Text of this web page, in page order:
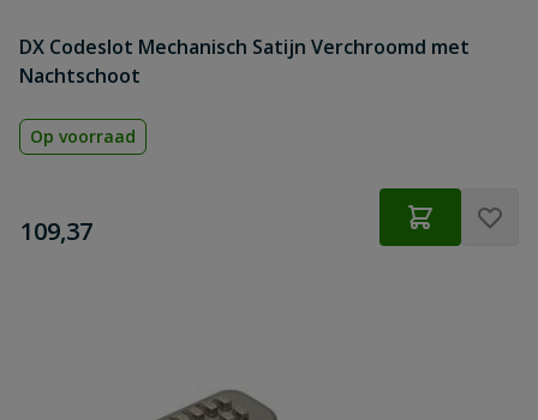
DX Codeslot Mechanisch Satijn Verchroomd met
Nachtschoot
Op voorraad
€
109,37